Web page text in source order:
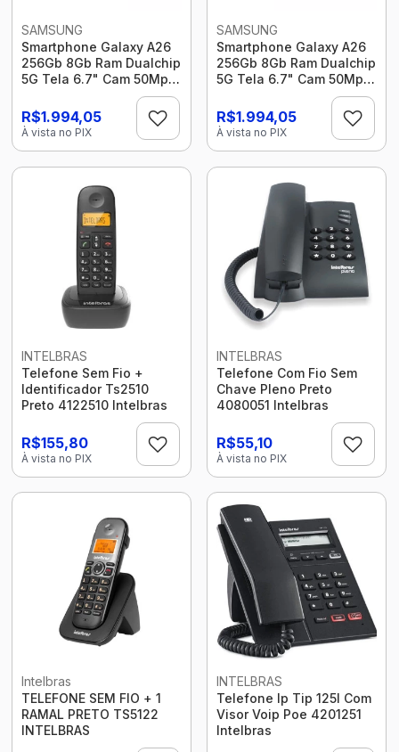
SAMSUNG
Smartphone Galaxy A26
256Gb 8Gb Ram Dualchip
5G Tela 6.7" Cam 50Mp
Nfc Octacore Branco
Samsung
R$1.994,05
À vista no PIX
SAMSUNG
Smartphone Galaxy A26
256Gb 8Gb Ram Dualchip
5G Tela 6.7" Cam 50Mp
Nfc Octacore Preto
Samsung
R$1.994,05
À vista no PIX
INTELBRAS
Telefone Sem Fio +
Identificador Ts2510
Preto 4122510 Intelbras
R$155,80
À vista no PIX
INTELBRAS
Telefone Com Fio Sem
Chave Pleno Preto
4080051 Intelbras
R$55,10
À vista no PIX
Intelbras
TELEFONE SEM FIO + 1
RAMAL PRETO TS5122
INTELBRAS
INTELBRAS
Telefone Ip Tip 125I Com
Visor Voip Poe 4201251
Intelbras